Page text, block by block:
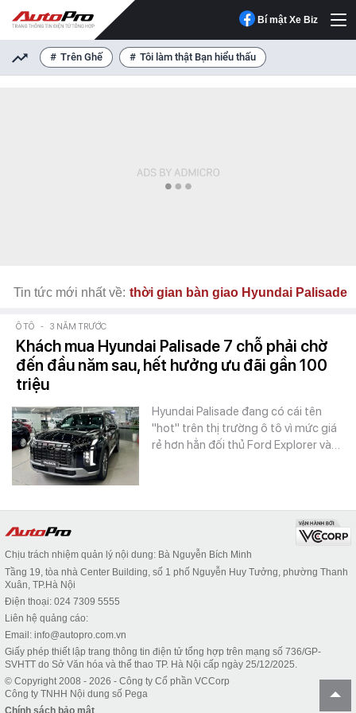
Bí mật Xe Biz
Trên Ghế Tôi làm thật Bạn hiểu thấu
Tin tức mới nhất về: thời gian bàn giao Hyundai Palisade
Ô TÔ - 3 NĂM TRƯỚC
Khách mua Hyundai Palisade 7 chỗ phải chờ
đến đầu năm sau, hết hưởng ưu đãi gần 100
triệu
Hyundai Palisade đang có cái tên
"hot" trên thị trường ô tô vì mức giá
rẻ hơn hẳn đối thủ Ford Explorer và…
Chịu trách nhiệm quản lý nội dung: Bà Nguyễn Bích Minh
Tầng 19, tòa nhà Center Building, số 1 phố Nguyễn Huy Tưởng, phường Thanh
Xuân, TP.Hà Nội
Điện thoại: 024 7309 5555
Liên hệ quảng cáo:
Email: info@autopro.com.vn
Giấy phép thiết lập trang thông tin điện tử tổng hợp trên mạng số 736/GP-
SVHTT do Sở Văn hóa và thể thao TP. Hà Nội cấp ngày 25/12/2025.
© Copyright 2008 - 2026 - Công ty Cổ phần VCCorp
Công ty TNHH Nội dung số Pega
Chính sách bảo mật